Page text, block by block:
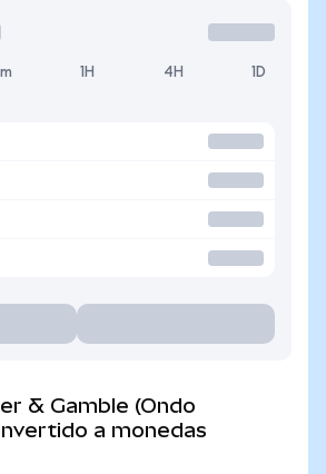
1H 4H 1D
& Gamble (Ondo
a monedas